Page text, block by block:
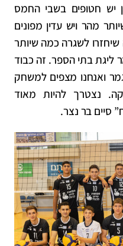
יש חטופים בשבי החמס
מהר ויש עדין מפונים
שיחזרו לשגרה כמה שיותר
ליגת בתי הספר. זה כבוד
ואנחנו מצפים למשחק
נצטרך להיות מאוד
סיים בר נצר.